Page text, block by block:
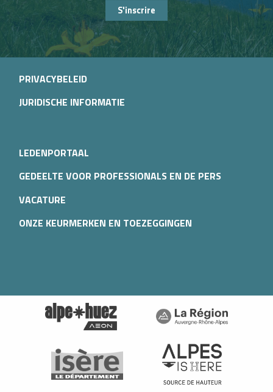
S'inscrire
PRIVACYBELEID
JURIDISCHE INFORMATIE
LEDENPORTAAL
GEDEELTE VOOR PROFESSIONALS EN DE PERS
VACATURE
ONZE KEURMERKEN EN TOEZEGGINGEN